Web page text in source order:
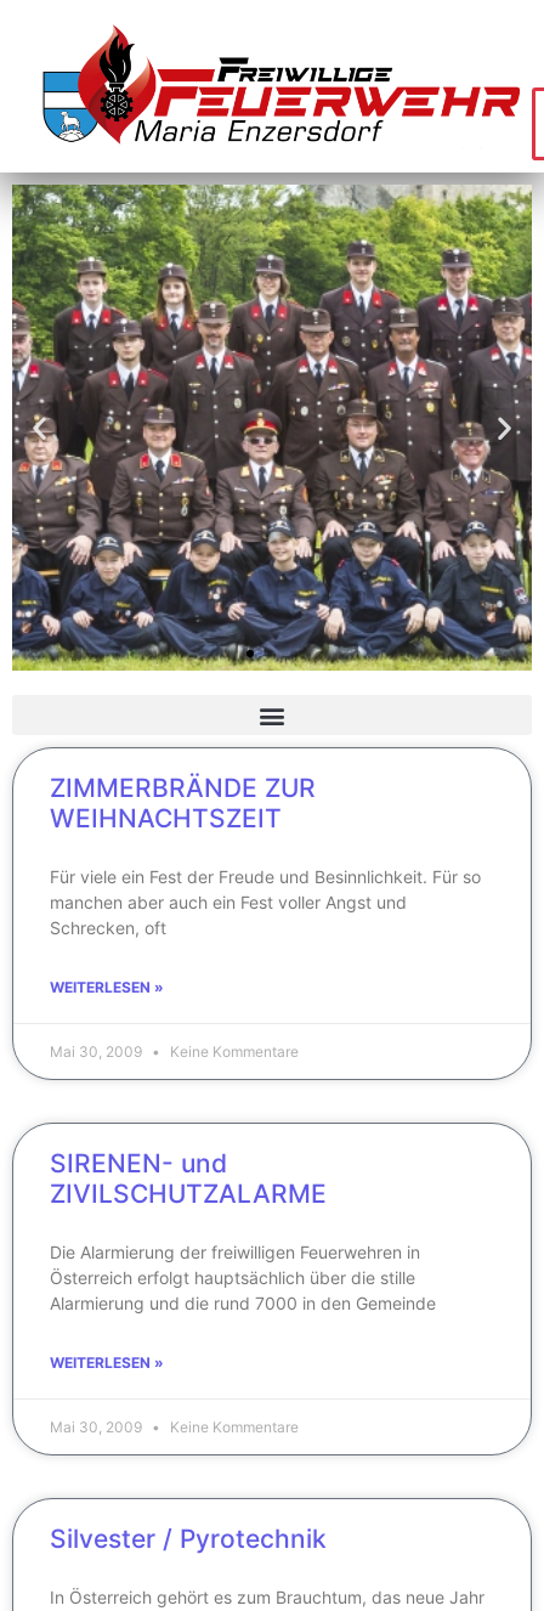
ZIMMERBRÄNDE ZUR
WEIHNACHTSZEIT
Für viele ein Fest der Freude und Besinnlichkeit. Für so
manchen aber auch ein Fest voller Angst und
Schrecken, oft
WEITERLESEN »
Mai 30, 2009 Keine Kommentare
SIRENEN- und
ZIVILSCHUTZALARME
Die Alarmierung der freiwilligen Feuerwehren in
Österreich erfolgt hauptsächlich über die stille
Alarmierung und die rund 7000 in den Gemeinde
WEITERLESEN »
Mai 30, 2009 Keine Kommentare
Silvester / Pyrotechnik
In Österreich gehört es zum Brauchtum, das neue Jahr